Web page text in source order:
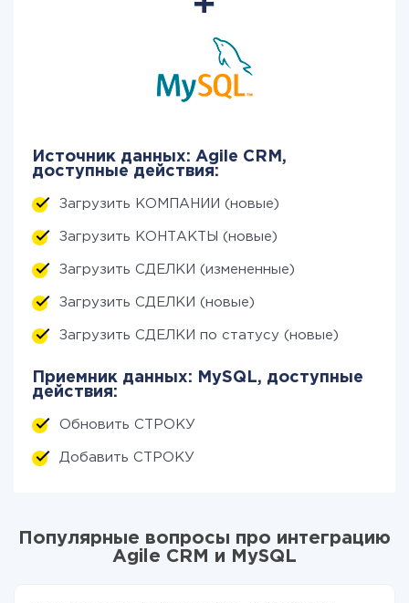
Источник данных: Agile CRM,
доступные действия:
Загрузить КОМПАНИИ (новые)
Загрузить КОНТАКТЫ (новые)
Загрузить СДЕЛКИ (измененные)
Загрузить СДЕЛКИ (новые)
Загрузить СДЕЛКИ по статусу (новые)
Приемник данных: MySQL, доступные
действия:
Обновить СТРОКУ
Добавить СТРОКУ
Популярные вопросы про интеграцию
Agile CRM и MySQL